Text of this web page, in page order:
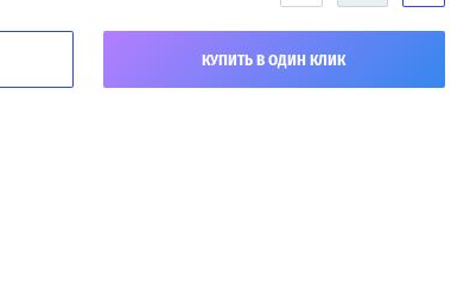
КУПИТЬ В ОДИН КЛИК